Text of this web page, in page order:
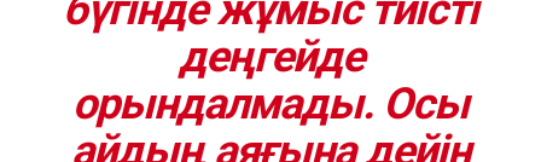
деңгейде
орындалмады. Осы
айдың аяғына дейін